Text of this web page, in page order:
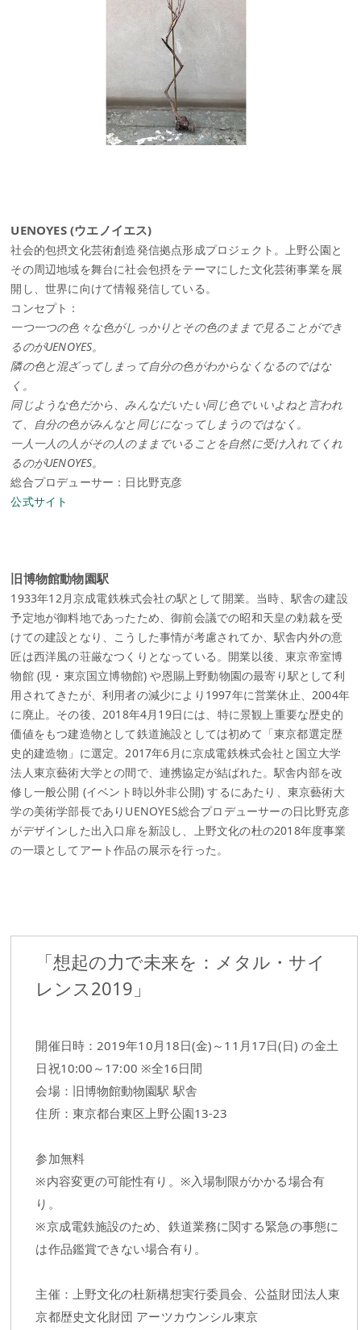
UENOYES (ウエノイエス)
社会的包摂文化芸術創造発信拠点形成プロジェクト。上野公園と
その周辺地域を舞台に社会包摂をテーマにした文化芸術事業を展
開し、世界に向けて情報発信している。
コンセプト：
一つ一つの色々な色がしっかりとその色のままで見ることができ
るのがUENOYES。
隣の色と混ざってしまって自分の色がわからなくなるのではな
く。
同じような色だから、みんなだいたい同じ色でいいよねと言われ
て、自分の色がみんなと同じになってしまうのではなく。
一人一人の人がその人のままでいることを自然に受け入れてくれ
るのがUENOYES。
総合プロデューサー：日比野克彦
公式サイト
旧博物館動物園駅
1933年12月京成電鉄株式会社の駅として開業。当時、駅舎の建設
予定地が御料地であったため、御前会議での昭和天皇の勅裁を受
けての建設となり、こうした事情が考慮されてか、駅舎内外の意
匠は西洋風の荘厳なつくりとなっている。開業以後、東京帝室博
物館 (現・東京国立博物館) や恩賜上野動物園の最寄り駅として利
用されてきたが、利用者の減少により1997年に営業休止、2004年
に廃止。その後、2018年4月19日には、特に景観上重要な歴史的
価値をもつ建造物として鉄道施設としては初めて「東京都選定歴
史的建造物」に選定。2017年6月に京成電鉄株式会社と国立大学
法人東京藝術大学との間で、連携協定が結ばれた。駅舎内部を改
修し一般公開 (イベント時以外非公開) するにあたり、東京藝術大
学の美術学部長でありUENOYES総合プロデューサーの日比野克彦
がデザインした出入口扉を新設し、上野文化の杜の2018年度事業
の一環としてアート作品の展示を行った。
「想起の力で未来を：メタル・サイ
レンス2019」
開催日時：2019年10月18日(金)～11月17日(日) の金土
日祝10:00～17:00 ※全16日間
会場：旧博物館動物園駅 駅舎
住所：東京都台東区上野公園13-23
参加無料
※内容変更の可能性有り。※入場制限がかかる場合有
り。
※京成電鉄施設のため、鉄道業務に関する緊急の事態に
は作品鑑賞できない場合有り。
主催：上野文化の杜新構想実行委員会、公益財団法人東
京都歴史文化財団 アーツカウンシル東京